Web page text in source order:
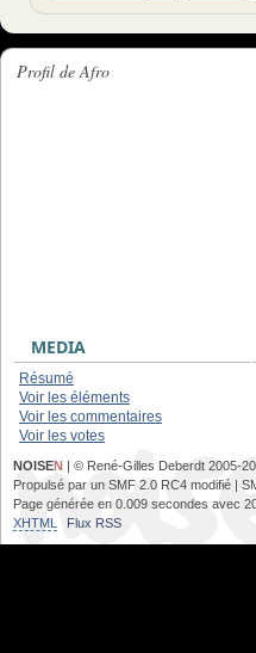
Profil de Afro
MEDIA
Résumé
Voir les éléments
Voir les commentaires
Voir les votes
NOISEN | © René-Gilles Deberdt 2005-
Propulsé par un SMF 2.0 RC4 modifié |
Page générée en 0.009 secondes avec
XHTML
Flux RSS